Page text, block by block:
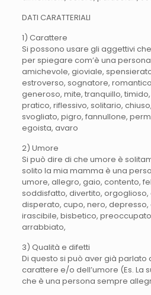
DATI CARATTERIALI
1) Carattere
Si possono usare gli aggettivi
per spiegare com’è una
amichevole, gioviale,
estroverso, sognatore,
generoso, mite, tranquillo,
pratico, riflessivo, solitario,
svogliato, pigro, fannullone,
egoista, avaro
2) Umore
Si può dire di che umore è
solito la mia mamma è una
umore, allegro, gaio, contento,
soddisfatto, divertito, orgoglioso,
disperato, cupo, nero,
irascibile, bisbetico,
arrabbiato,
3) Qualità e difetti
Di questo si può aver già
carattere e/o dell’umore (Es. La
che è una persona sempre